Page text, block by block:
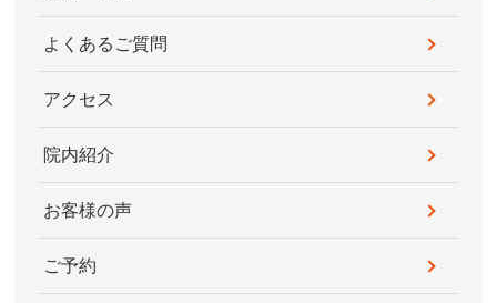
よくあるご質問
アクセス
院内紹介
お客様の声
ご予約